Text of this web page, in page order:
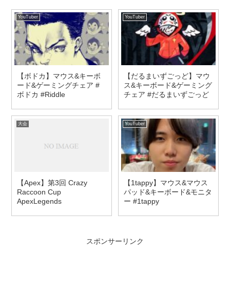
YouTuber
【ボドカ】マウス&キーボ
ード&ゲーミングチェア #
ボドカ #Riddle
YouTuber
【だるまいずごっど】マウ
ス&キーボード&ゲーミング
チェア #だるまいずごっど
大会
【Apex】第3回 Crazy
Raccoon Cup
ApexLegends
YouTuber
【1tappy】マウス&マウス
パッド&キーボード&モニタ
ー #1tappy
スポンサーリンク